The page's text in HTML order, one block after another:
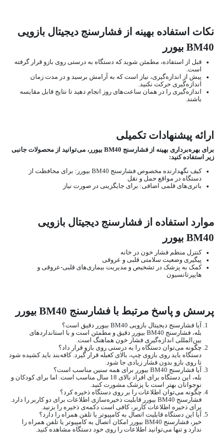
نکات استفاده بهینه از فشارسنج دیجیتال بازویی
BM40 بیورر
قبل از استفاده، مطمئن شوید که دستگاه به درستی روی بازو قرار گرفته
است.
پیش از اندازه‌گیری، نیاز است که به آرامش برسید و در مدت زمان
اندازه‌گیری حرکت نکنید.
اندازه‌گیری را در همان ساعت‌های روز انجام دهید تا نتایج قابل مقایسه
باشند.
ارائه پیشنهادات تکمیلی
برای بهره‌برداری بهینه از فشارسنج BM40 بیورر، می‌توانید از محصولات جانبی
زیر استفاده کنید:
کیف نگهدارنده مخصوص فشارسنج BM40 بیورر: برای محافظت از
دستگاه در مواقع حمل و نقل
باتری‌های قلمی اضافی: برای جایگزینی در صورت نیاز
موارد استفاده از فشارسنج دیجیتال بازویی
BM40 بیورر
کنترل منظم فشار خون در خانه
پیگیری وضعیت سلامتی قلبی و عروقی
کمک به پزشک در تشخیص و مدیریت بیماری‌های قلبی-عروقی و
هایپرتانسیون
پرسش و پاسخ مرتبط با فشارسنج BM40 بیورر
آیا فشارسنج دیجیتال بازویی BM40 بیورر دقیق است؟
بله، فشارسنج BM40 بیورر دقیق و مطمئن است و با استانداردهای
بین‌المللی اندازه‌گیری فشار خون هماهنگ است.
چگونه می‌توان دستگاه را به درستی روی بازو قرار داد؟
دستگاه باید روی بازوی چپ، بالای کعبله قرار گیرد. کافه‌بند باید کشیده شود
تا روی بازو بدون فشار زیادی جا شود.
آیا فشارسنج BM40 بیورر برای همه سنین مناسب است؟
بله، این دستگاه برای افراد بالای 18 سال مناسب است. اما برای کودکان و
نوجوانان بهتر است با پزشک مشورت کنید.
چگونه می‌توان اطلاعات را بر روی دستگاه ذخیره کرد؟
فشارسنج BM40 بیورر قابلیت ذخیره‌سازی اطلاعات برای دو کاربر را دارد.
برای ذخیره اطلاعات کاربر، کافی است دکمه‌ی ذخیره را بزنید.
آیا این دستگاه قابلیت اتصال به کامپیوتر یا تلفن همراه را دارد؟
خیر، فشارسنج BM40 بیورر امکان اتصال به کامپیوتر یا تلفن همراه را
ندارد و تنها می‌توانید اطلاعات را روی خود دستگاه مشاهده کنید.